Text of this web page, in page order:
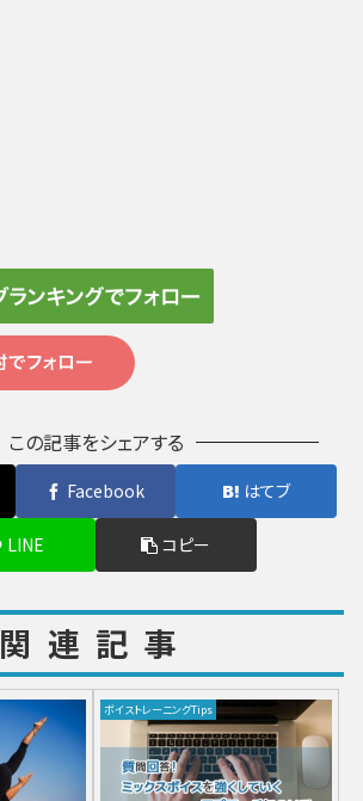
この記事をシェアする
Facebook はてブ
LINE コピー
関連記事
ボイストレーニングTips